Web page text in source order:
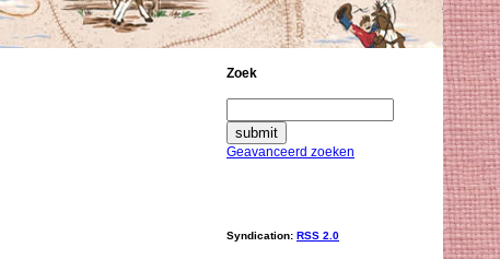
Zoek
Geavanceerd zoeken
Syndication: RSS 2.0